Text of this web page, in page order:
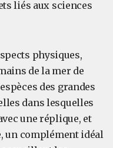
liés aux sciences
physiques,
de la mer de
des grandes
dans lesquelles
une réplique, et
un complément idéal